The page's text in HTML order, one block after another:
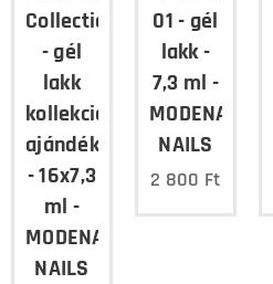
Collection
- gél
lakk
kollekció
ajándékokkal
- 16x7,3
ml -
MODENA
NAILS
01 - gél
lakk -
7,3 ml -
MODENA
NAILS
2 800 Ft